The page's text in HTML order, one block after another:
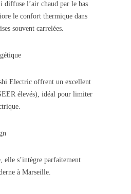
diffuse l’air chaud par le bas
le confort thermique dans
souvent carrelées.
Electric offrent un excellent
élevés), idéal pour limiter
elle s’intègre parfaitement
à Marseille.